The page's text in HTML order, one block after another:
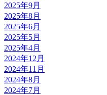
2025年9月
2025年8月
2025年6月
2025年5月
2025年4月
2024年12月
2024年11月
2024年8月
2024年7月